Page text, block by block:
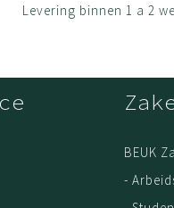
Levering binnen 1 a 2
BEUK
-